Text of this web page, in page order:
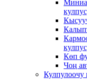
Көп
Чоң
Кулпулоочу